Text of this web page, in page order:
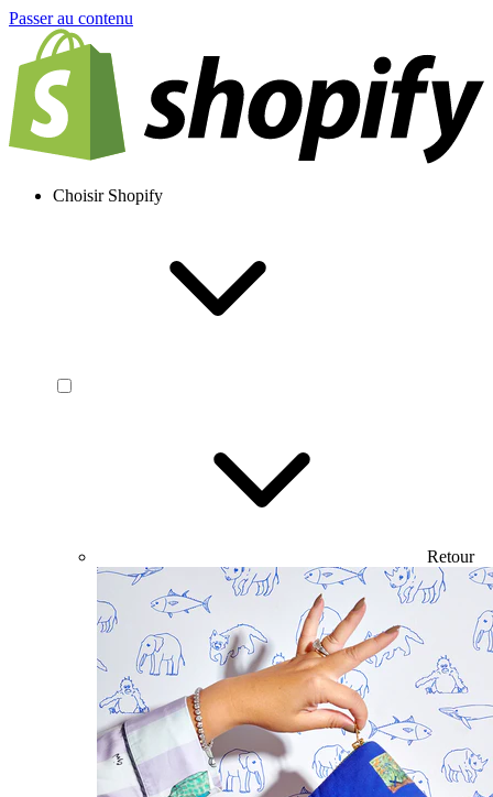
Passer au contenu
Choisir Shopify
Retour